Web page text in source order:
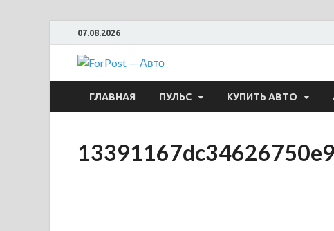
07.08.2026
ForPost —
ГЛАВНАЯ ПУЛЬС КУПИТЬ АВТО